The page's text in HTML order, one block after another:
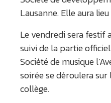
Lausanne. Elle aura
Le vendredi sera festif
suivi de la partie
Société de musique
soirée se déroulera
collège.